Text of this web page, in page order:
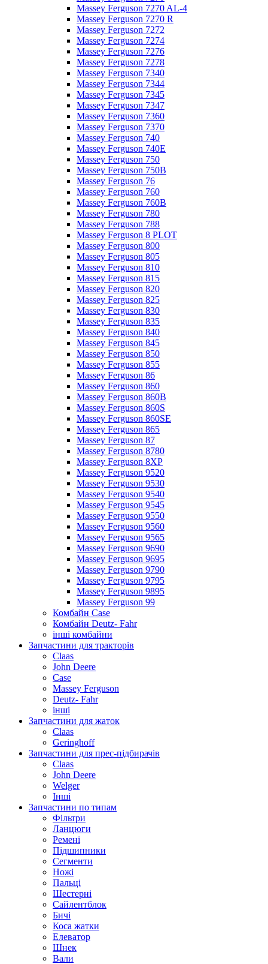
Massey Ferguson 7270 AL-4
Massey Ferguson 7270 R
Massey Ferguson 7272
Massey Ferguson 7274
Massey Ferguson 7276
Massey Ferguson 7278
Massey Ferguson 7340
Massey Ferguson 7344
Massey Ferguson 7345
Massey Ferguson 7347
Massey Ferguson 7360
Massey Ferguson 7370
Massey Ferguson 740
Massey Ferguson 740E
Massey Ferguson 750
Massey Ferguson 750B
Massey Ferguson 76
Massey Ferguson 760
Massey Ferguson 760B
Massey Ferguson 780
Massey Ferguson 788
Massey Ferguson 8 PLOT
Massey Ferguson 800
Massey Ferguson 805
Massey Ferguson 810
Massey Ferguson 815
Massey Ferguson 820
Massey Ferguson 825
Massey Ferguson 830
Massey Ferguson 835
Massey Ferguson 840
Massey Ferguson 845
Massey Ferguson 850
Massey Ferguson 855
Massey Ferguson 86
Massey Ferguson 860
Massey Ferguson 860B
Massey Ferguson 860S
Massey Ferguson 860SE
Massey Ferguson 865
Massey Ferguson 87
Massey Ferguson 8780
Massey Ferguson 8XP
Massey Ferguson 9520
Massey Ferguson 9530
Massey Ferguson 9540
Massey Ferguson 9545
Massey Ferguson 9550
Massey Ferguson 9560
Massey Ferguson 9565
Massey Ferguson 9690
Massey Ferguson 9695
Massey Ferguson 9790
Massey Ferguson 9795
Massey Ferguson 9895
Massey Ferguson 99
Комбайн Case
Комбайн Deutz- Fahr
інші комбайни
Запчастини для тракторів
Claas
John Deere
Case
Massey Ferguson
Deutz- Fahr
інші
Запчастини для жаток
Claas
Geringhoff
Запчастини для прес-підбирачів
Claas
John Deere
Welger
Інші
Запчастини по типам
Фільтри
Ланцюги
Ремені
Підшипники
Сегменти
Ножі
Пальці
Шестерні
Сайлентблок
Бичі
Коса жатки
Елеватор
Шнек
Вали